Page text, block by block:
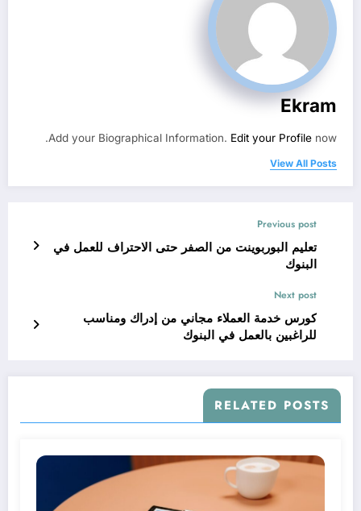
Ekram
Add your Biographical Information. Edit your Profile now.
View All Posts
Previous post
تعليم البوربوينت من الصفر حتى الاحتراف للعمل في
البنوك
Next post
كورس خدمة العملاء مجاني من إدراك ومناسب
للراغبين بالعمل في البنوك
RELATED POSTS